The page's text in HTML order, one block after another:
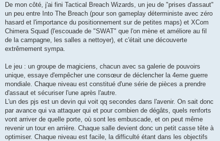
De mon côté, j'ai fini Tactical Breach Wizards, un jeu de "prises d'assaut"
un peu entre Into The Breach (pour son gameplay déterministe avec zéro
hasard et l'importance du positionnement sur de petites maps) et XCom
Chimera Squad (l'escouade de "SWAT" que l'on mène et améliore au fil
de la campagne, les salles a nettoyer), et c'était une découverte
extrêmement sympa.
Le jeu : un groupe de magiciens, chacun avec sa galerie de pouvoirs
unique, essaye d'empêcher une consœur de déclencher la 4eme guerre
mondiale. Chaque niveau est constitué d'une série de pièces a prendre
d'assaut et sécuriser l'une après l'autre.
L'un des pjs est un devin qui voit qq secondes dans l'avenir. On sait donc
par avance qui va attaquer qui et pour combien de dégâts, quels renforts
vont arriver de quelle porte, où sont les embuscade, et on peut même
revenir un tour en arrière. Chaque salle devient donc un petit casse tête à
optimiser. Chaque niveau est facile, la difficulté étant dans les objectifs